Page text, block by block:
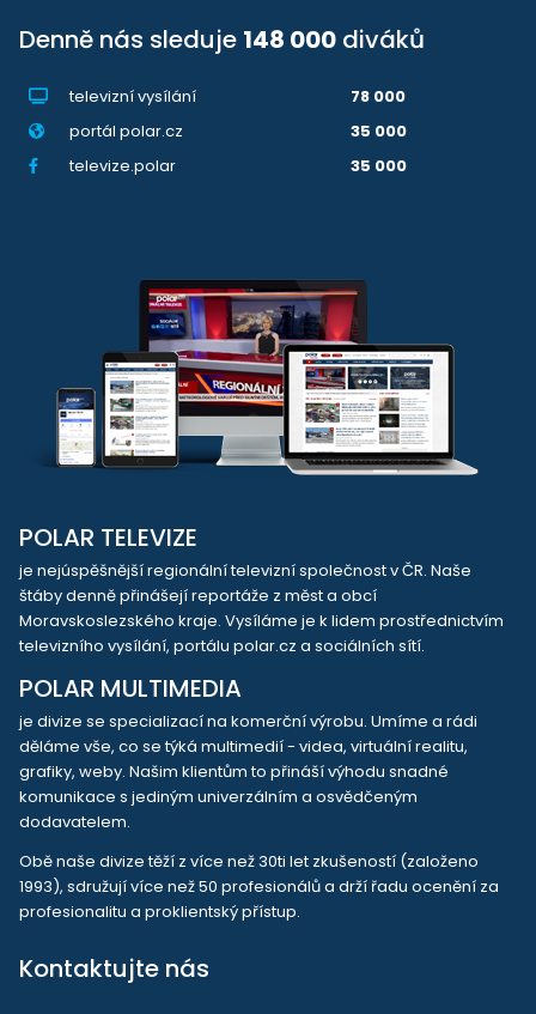
Denně nás sleduje 148 000 diváků
televizní vysílání
78 000
portál polar.cz
35 000
televize.polar
35 000
POLAR TELEVIZE
je nejúspěšnější regionální televizní společnost v ČR. Naše
štáby denně přinášejí reportáže z měst a obcí
Moravskoslezského kraje. Vysíláme je k lidem prostřednictvím
televizního vysílání, portálu polar.cz a sociálních sítí.
POLAR MULTIMEDIA
je divize se specializací na komerční výrobu. Umíme a rádi
děláme vše, co se týká multimedií - videa, virtuální realitu,
grafiky, weby. Našim klientům to přináší výhodu snadné
komunikace s jediným univerzálním a osvědčeným
dodavatelem.
Obě naše divize těží z více než 30ti let zkušeností (založeno
1993), sdružují více než 50 profesionálů a drží řadu ocenění za
profesionalitu a proklientský přístup.
Kontaktujte nás